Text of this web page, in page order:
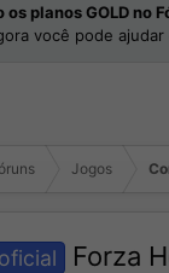
planos GOLD no
você pode
Jogos
Forza